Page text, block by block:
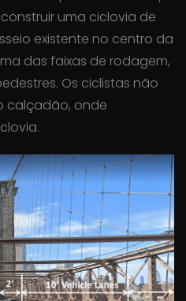
uma ciclovia de
existente no centro da
das faixas de rodagem,
Os ciclistas não
calçadão, onde